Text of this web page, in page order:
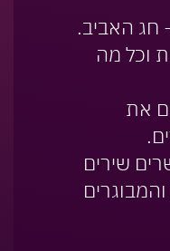
האביב.
וכל מה
את
שירים